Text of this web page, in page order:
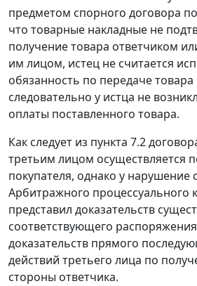
предметом спорного договора
что товарные накладные не
получение товара ответчиком
им лицом, истец не считается
обязанность по передаче товара
следовательно у истца не
оплаты поставленного товара.
Как следует из пункта 7.2
третьим лицом осуществляется
покупателя, однако у нарушение
Арбитражного процессуального
представил доказательств
соответствующего
доказательств прямого
действий третьего лица по
стороны ответчика.